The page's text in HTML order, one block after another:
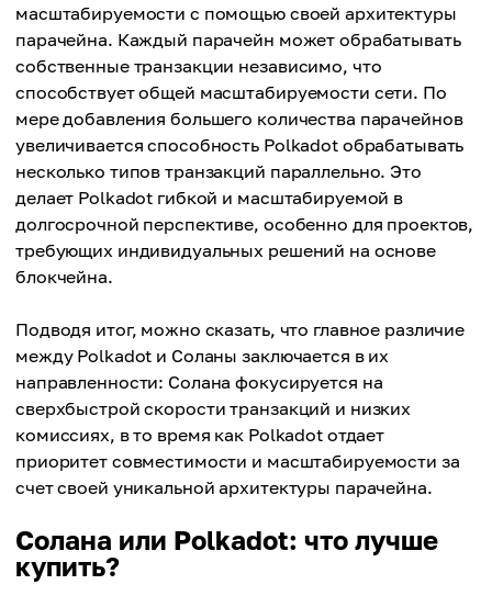
масштабируемости с помощью своей архитектуры
парачейна. Каждый парачейн может обрабатывать
собственные транзакции независимо, что
способствует общей масштабируемости сети. По
мере добавления большего количества парачейнов
увеличивается способность Polkadot обрабатывать
несколько типов транзакций параллельно. Это
делает Polkadot гибкой и масштабируемой в
долгосрочной перспективе, особенно для проектов,
требующих индивидуальных решений на основе
блокчейна.
Подводя итог, можно сказать, что главное различие
между Polkadot и Соланы заключается в их
направленности: Солана фокусируется на
сверхбыстрой скорости транзакций и низких
комиссиях, в то время как Polkadot отдает
приоритет совместимости и масштабируемости за
счет своей уникальной архитектуры парачейна.
Солана или Polkadot: что лучше
купить?